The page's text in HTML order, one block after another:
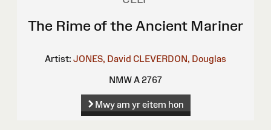
The Rime of the Ancient Mariner
Artist: JONES, David CLEVERDON, Douglas
NMW A 2767
Mwy am yr eitem hon